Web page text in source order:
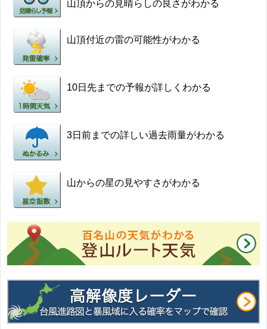
山頂からの見晴らしの良さがわかる
山頂付近の雷の可能性がわかる
10日先までの予報が詳しくわかる
3日前までの詳しい過去雨量がわかる
山からの星の見やすさがわかる